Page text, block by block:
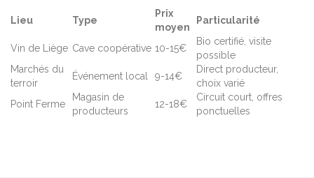
Lieu Type
Prix
moyen
Particularité
Vin de Liège Cave coopérative 10-15€
Bio certifié, visite
possible
Marchés du
terroir
Événement local 9-14€
Direct producteur,
choix varié
Point Ferme
Magasin de
producteurs
12-18€
Circuit court, offres
ponctuelles